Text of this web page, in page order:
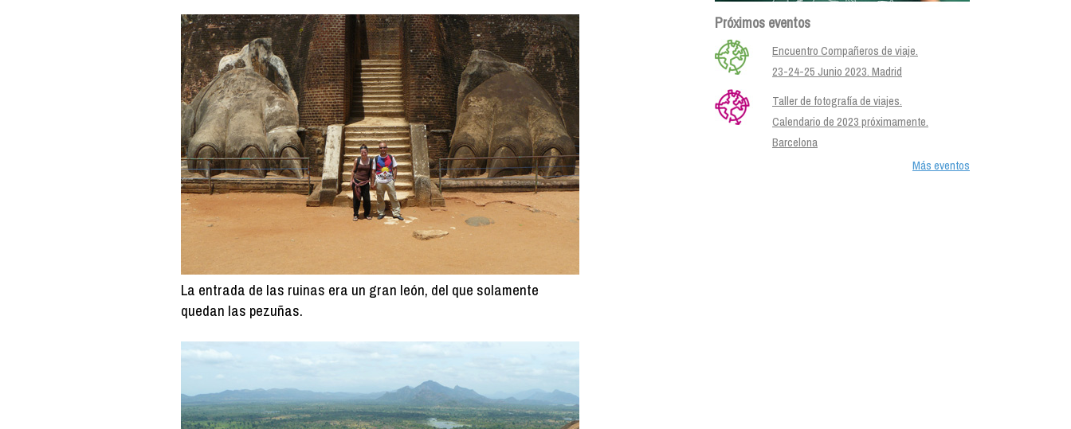
La entrada de las ruinas era un gran león, del que solamente
quedan las pezuñas.
Próximos eventos
Encuentro Compañeros de viaje.
23-24-25 Junio 2023. Madrid
Taller de fotografía de viajes.
Calendario de 2023 próximamente.
Barcelona
Más eventos